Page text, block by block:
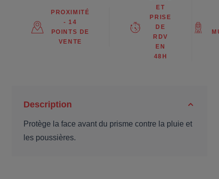
PROXIMITÉ
- 14
POINTS DE
VENTE
ET
PRISE
DE
RDV
EN
48H
Description
Protège la face avant du prisme contre la pluie et
les poussières.